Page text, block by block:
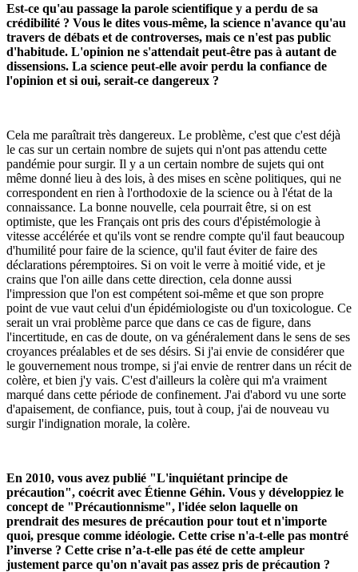
Est-ce qu'au passage la parole scientifique y a perdu de sa
crédibilité ? Vous le dites vous-même, la science n'avance qu'au
travers de débats et de controverses, mais ce n'est pas public
d'habitude. L'opinion ne s'attendait peut-être pas à autant de
dissensions. La science peut-elle avoir perdu la confiance de
l'opinion et si oui, serait-ce dangereux ?
Cela me paraîtrait très dangereux. Le problème, c'est que c'est déjà
le cas sur un certain nombre de sujets qui n'ont pas attendu cette
pandémie pour surgir. Il y a un certain nombre de sujets qui ont
même donné lieu à des lois, à des mises en scène politiques, qui ne
correspondent en rien à l'orthodoxie de la science ou à l'état de la
connaissance. La bonne nouvelle, cela pourrait être, si on est
optimiste, que les Français ont pris des cours d'épistémologie à
vitesse accélérée et qu'ils vont se rendre compte qu'il faut beaucoup
d'humilité pour faire de la science, qu'il faut éviter de faire des
déclarations péremptoires. Si on voit le verre à moitié vide, et je
crains que l'on aille dans cette direction, cela donne aussi
l'impression que l'on est compétent soi-même et que son propre
point de vue vaut celui d'un épidémiologiste ou d'un toxicologue. Ce
serait un vrai problème parce que dans ce cas de figure, dans
l'incertitude, en cas de doute, on va généralement dans le sens de ses
croyances préalables et de ses désirs. Si j'ai envie de considérer que
le gouvernement nous trompe, si j'ai envie de rentrer dans un récit de
colère, et bien j'y vais. C'est d'ailleurs la colère qui m'a vraiment
marqué dans cette période de confinement. J'ai d'abord vu une sorte
d'apaisement, de confiance, puis, tout à coup, j'ai de nouveau vu
surgir l'indignation morale, la colère.
En 2010, vous avez publié "L'inquiétant principe de
précaution", coécrit avec Étienne Géhin. Vous y développiez le
concept de "Précautionnisme", l'idée selon laquelle on
prendrait des mesures de précaution pour tout et n'importe
quoi, presque comme idéologie. Cette crise n'a-t-elle pas montré
l’inverse ? Cette crise n’a-t-elle pas été de cette ampleur
justement parce qu'on n'avait pas assez pris de précaution ?